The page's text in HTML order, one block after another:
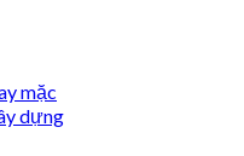
mặc
dựng